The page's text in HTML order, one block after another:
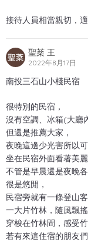
接待人員相當親切，
聖棻 王
2022年8月17日
南投三石山小棧民宿
很特別的民宿，
沒有空調、冰箱(大廳
但還是推薦大家，
夜晚這邊少光害所以
坐在民宿外面看著美麗
不管是早晨還是夜晚
很是悠閒，
民宿旁就有一條登山
一大片竹林，隨風飄搖
穿梭在竹林間，感受竹
若有來這住宿的朋友